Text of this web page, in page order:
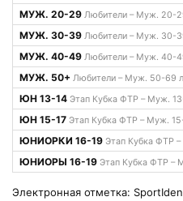
МУЖ. 20-29 Любители – Муж. 20-
МУЖ. 30-39 Любители – Муж. 30-
МУЖ. 40-49 Любители – Муж. 40-
МУЖ. 50+ Любители – Муж. 50-69
ЮН 13-14 Этап Кубка ФТР – Муж.
ЮН 15-17 Этап Кубка ФТР – Муж.
ЮНИОРКИ 16-19 Этап Кубка ФТР
ЮНИОРЫ 16-19 Этап Кубка ФТР –
Электронная отметка: